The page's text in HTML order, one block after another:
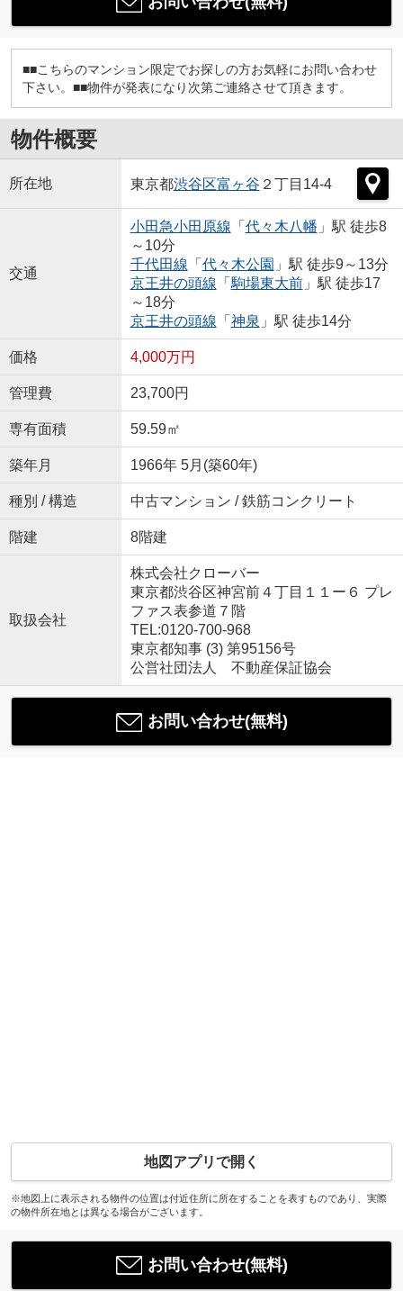
■■こちらのマンション限定でお探しの方お気軽にお問い合わせ
下さい。■■物件が発表になり次第ご連絡させて頂きます。
物件概要
所在地 東京都渋谷区富ヶ谷 ２丁目14-4
交通
小田急小田原線 「 代々木八幡 」駅 徒歩8
～10分
千代田線 「 代々木公園 」駅 徒歩9～13分
京王井の頭線 「 駒場東大前」駅 徒歩17
～18分
京王井の頭線 「 神泉 」駅 徒歩14分
価格 4,000万円
管理費 23,700円
専有面積 59.59㎡
築年月 1966年 5月(築60年)
種別 / 構造 中古マンション / 鉄筋コンクリート
階建 8階建
取扱会社
株式会社クローバー
東京都渋谷区神宮前４丁目１１ー６ プレ
ファス表参道７階
TEL:0120-700-968
東京都知事 (3) 第95156号
公営社団法人 不動産保証協会
お問い合わせ(無料)
地図アプリで開く
※地図上に表示される物件の位置は付近住所に所在することを表すものであり、実際
の物件所在地とは異なる場合がございます。
お問い合わせ(無料)